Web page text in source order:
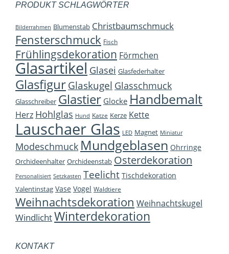
PRODUKT SCHLAGWÖRTER
Bilderrahmen Blumenstab Christbaumschmuck
Fensterschmuck Fisch
Frühlingsdekoration Förmchen
Glasartikel Glasei Glasfederhalter
Glasfigur Glaskugel Glasschmuck
Glasschreiber Glastier Glocke Handbemalt
Herz Hohlglas Hund Katze Kerze Kette
Lauschaer Glas LED Magnet Miniatur
Modeschmuck Mundgeblasen Ohrringe
Orchideenhalter Orchideenstab Osterdekoration
Personalisiert Setzkasten Teelicht Tischdekoration
Valentinstag Vase Vogel Waldtiere
Weihnachtsdekoration Weihnachtskugel
WindlichtWinterdekoration
KONTAKT